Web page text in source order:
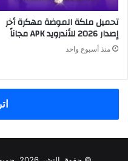
تحميل ملكة الموضة مهكرة أخر
إصدار 2026 للأندرويد APK مجاناً
منذ أسبوع واحد